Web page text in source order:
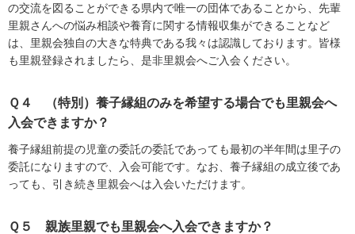
の交流を図ることができる県内で唯一の団体であることから、先輩
里親さんへの悩み相談や養育に関する情報収集ができることなど
は、里親会独自の大きな特典である我々は認識しております。皆様
も里親登録されましたら、是非里親会へご入会ください。
Ｑ４ （特別）養子縁組のみを希望する場合でも里親会へ
入会できますか？
養子縁組前提の児童の委託の委託であっても最初の半年間は里子の
委託になりますので、入会可能です。なお、養子縁組の成立後であ
っても、引き続き里親会へは入会いただけます。
Ｑ５ 親族里親でも里親会へ入会できますか？